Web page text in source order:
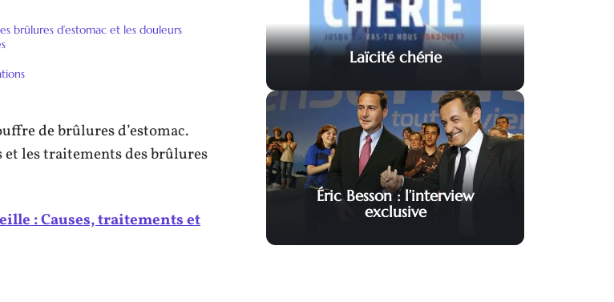
brûlures d’estomac et les douleurs
de brûlures d’estomac.
et les traitements des brûlures
: Causes, traitements et
Laïcité chérie
Éric Besson : l’interview
exclusive